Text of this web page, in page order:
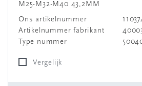
M25-M32-M40 43,2MM
Ons artikelnummer
Artikelnummer fabrikant
Type nummer
Vergelijk